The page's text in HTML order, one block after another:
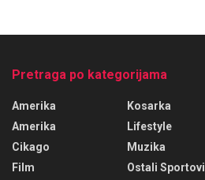
Pretraga po kategorijama
Amerika
Amerika
Cikago
Film
Kosarka
Lifestyle
Muzika
Ostali Sportovi